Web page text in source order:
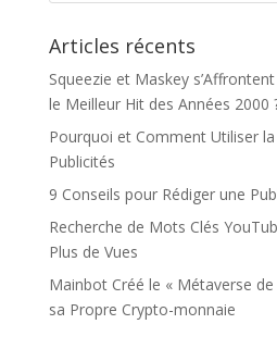
Articles récents
Squeezie et Maskey
le Meilleur Hit des Années 2000
Pourquoi et Comment Utiliser
Publicités
9 Conseils pour Rédiger une
Recherche de Mots Clés
Plus de Vues
Mainbot Créé le « Métaverse de
sa Propre Crypto-monnaie